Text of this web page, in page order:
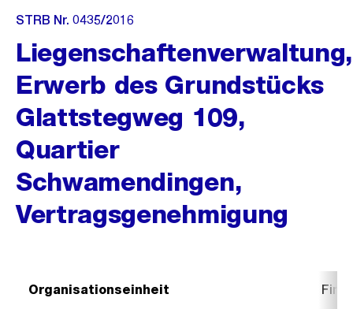
STRB Nr. 0435/2016
Liegenschaftenverwaltung,
Erwerb des Grundstücks
Glattstegweg 109,
Quartier
Schwamendingen,
Vertragsgenehmigung
Organisationseinheit